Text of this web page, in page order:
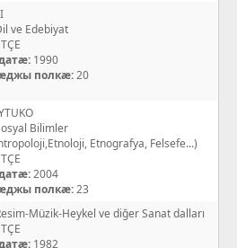
ve Edebiyat
1990
полкæ:20
Bilimler
Etnografya, Felsefe...)
2004
полкæ:23
Müzik-Heykel ve diğer Sanat dalları
1982